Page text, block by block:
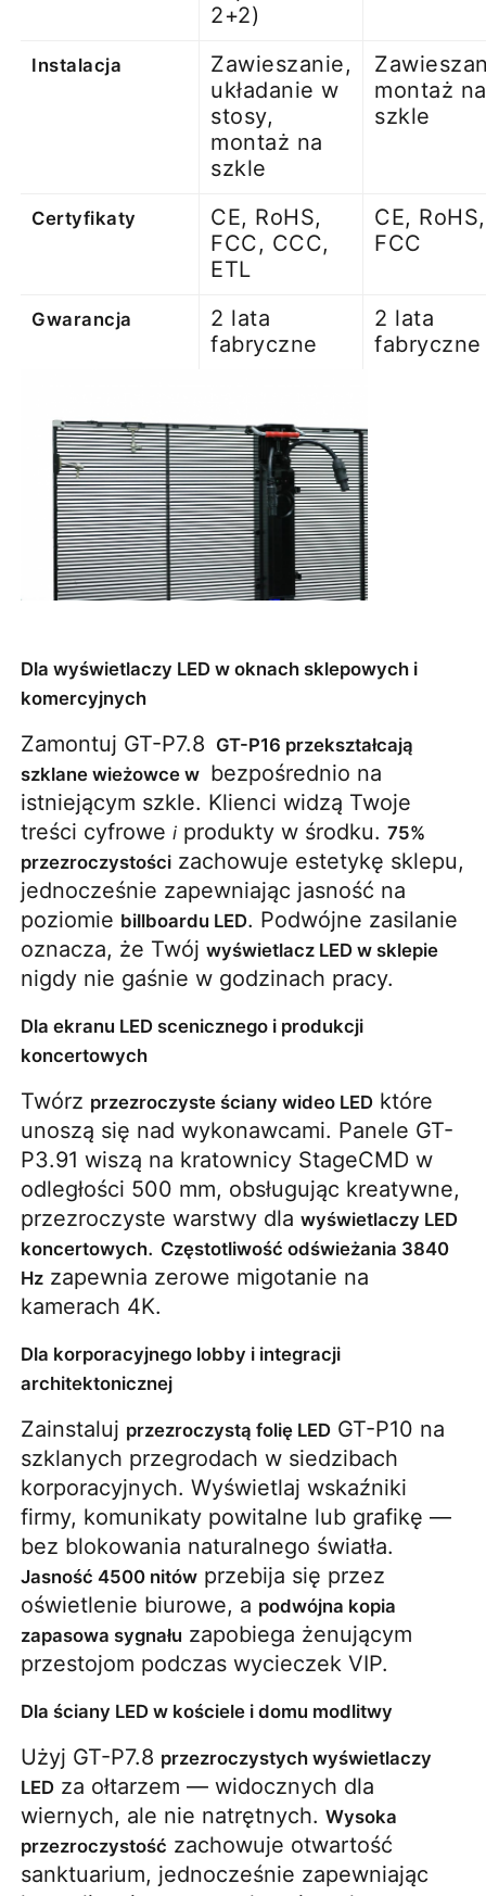
2+2)
Instalacja
Zawieszanie,
układanie w
stosy,
montaż na
szkle
montaż na
szkle
Certyfikaty
CE, RoHS,
FCC, CCC,
ETL
CE, RoHS,
FCC
Gwarancja
2 lata
fabryczne
2 lata
fabryczne
Dla wyświetlaczy LED w oknach sklepowych i
komercyjnych
Zamontuj GT-P7.8 GT-P16 przekształcają
szklane wieżowce w bezpośrednio na
istniejącym szkle. Klienci widzą Twoje
treści cyfrowe i produkty w środku. 75%
przezroczystości zachowuje estetykę sklepu,
jednocześnie zapewniając jasność na
poziomie billboardu LED. Podwójne zasilanie
oznacza, że ​​Twój wyświetlacz LED w sklepie
nigdy nie gaśnie w godzinach pracy.
Dla ekranu LED scenicznego i produkcji
koncertowych
Twórz przezroczyste ściany wideo LED które
unoszą się nad wykonawcami. Panele GT-
P3.91 wiszą na kratownicy StageCMD w
odległości 500 mm, obsługując kreatywne,
przezroczyste warstwy dla wyświetlaczy LED
koncertowych. Częstotliwość odświeżania 3840
Hz zapewnia zerowe migotanie na
kamerach 4K.
Dla korporacyjnego lobby i integracji
architektonicznej
Zainstaluj przezroczystą folię LED GT-P10 na
szklanych przegrodach w siedzibach
korporacyjnych. Wyświetlaj wskaźniki
firmy, komunikaty powitalne lub grafikę —
Jasność 4500 nitów przebija się przez
oświetlenie biurowe, a podwójna kopia
zapasowa sygnału zapobiega żenującym
przestojom podczas wycieczek VIP.
Dla ściany LED w kościele i domu modlitwy
Użyj GT-P7.8 przezroczystych wyświetlaczy
LED za ołtarzem — widocznych dla
wiernych, ale nie natrętnych. Wysoka
przezroczystość zachowuje otwartość
sanktuarium, jednocześnie zapewniając